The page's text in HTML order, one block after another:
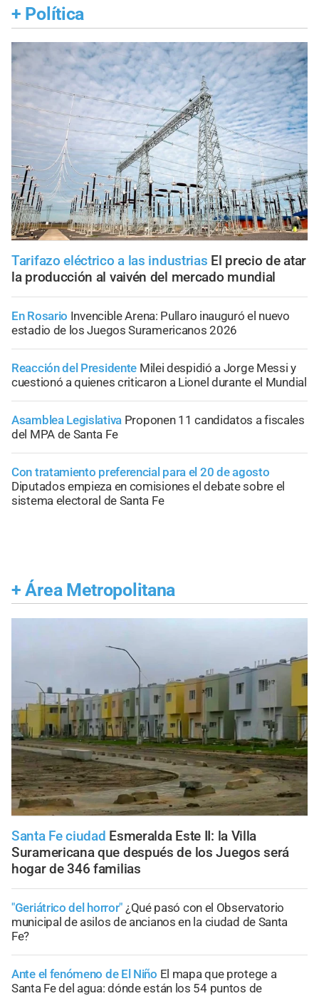
+ Política
Tarifazo eléctrico a las industrias El precio de atar
la producción al vaivén del mercado mundial
En Rosario Invencible Arena: Pullaro inauguró el nuevo
estadio de los Juegos Suramericanos 2026
Reacción del Presidente Milei despidió a Jorge Messi y
cuestionó a quienes criticaron a Lionel durante el Mundial
Asamblea Legislativa Proponen 11 candidatos a fiscales
del MPA de Santa Fe
Con tratamiento preferencial para el 20 de agosto
Diputados empieza en comisiones el debate sobre el
sistema electoral de Santa Fe
+ Área Metropolitana
Santa Fe ciudad Esmeralda Este II: la Villa
Suramericana que después de los Juegos será
hogar de 346 familias
"Geriátrico del horror" ¿Qué pasó con el Observatorio
municipal de asilos de ancianos en la ciudad de Santa
Fe?
Ante el fenómeno de El Niño El mapa que protege a
Santa Fe del agua: dónde están los 54 puntos de